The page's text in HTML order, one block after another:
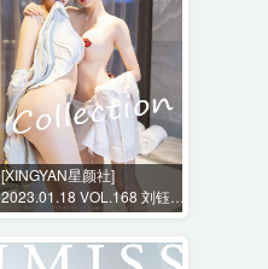
[XINGYAN星颜社]
2023.01.18 VOL.168 刘钰儿
[80P-765MB]